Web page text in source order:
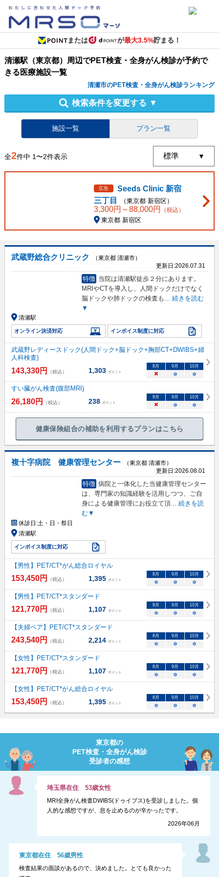
または が最大3.5%貯まる！
清瀬駅（東京都）周辺でPET検査・全身がん検診が予約で
きる医療施設一覧
清瀬市のPET検査・全身がん検診ランキング
検索条件を変更する ▼
施設一覧 プラン一覧
全2件中 1〜2件表示
広告
Seeds Clinic 新宿
三丁目
（東京都 新宿区）
3,300円～88,000円 （税込）
東京都 新宿区
武蔵野総合クリニック
（東京都 清瀬市）
更新日:2026.07.31
特徴 当院は清瀬駅徒歩２分にあります。
MRIやCTを導入し、人間ドックだけでなく
脳ドックや肺ドックの検査も ... 続きを読む
▼
清瀬駅
オンライン決済対応 インボイス制度に対応
武蔵野レディースドック(人間ドック+脳ドック+胸部CT+DWIBS+婦
人科検査)
143,330円 （税込） 1,303 ポイント
8月 9月 10月
× ○ ○
すい臓がん検査(腹部MRI)
26,180円 （税込） 238 ポイント
8月 9月 10月
× ○ ○
健康保険組合の補助を利用するプランはこちら
複十字病院 健康管理センター
（東京都 清瀬市）
更新日:2026.08.01
特徴 病院と一体化した当健康管理センター
は、専門家の知識経験を活用しつつ、ご自
身による健康管理にお役立て頂...
続きを読
む▼
休診日:土・日・祭日
清瀬駅
インボイス制度に対応
【男性】PET/CT*がん総合ロイヤル
153,450円 （税込） 1,395 ポイント
8 月 9 月 10月
○ ○ ○
【男性】PET/CT*スタンダード
121,770円 （税込） 1,107 ポイント
8 月 9 月 10月
○ ○ ○
【夫婦ペア】PET/CT*スタンダード
243,540円 （税込） 2,214 ポイント
8 月 9 月 10月
○ ○ ○
【女性】PET/CT*スタンダード
121,770円 （税込） 1,107 ポイント
8 月 9 月 10月
○ ○ ○
【女性】PET/CT*がん総合ロイヤル
153,450円 （税込） 1,395 ポイント
8 月 9 月 10月
○ ○ ○
東京都の
PET検査・全身がん検診
受診者の感想
埼玉県在住53歳女性
MRI全身がん検査DWIBS(ドゥイブス)を受診しました。個
人的な感想ですが、息を止めるのが辛かったです。
2026年06月
東京都在住 56歳男性
検査結果の面談があるので、決めました。とても良かった